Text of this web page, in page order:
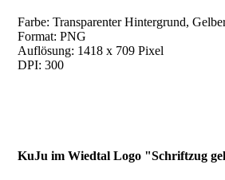
Farbe: Transparenter Hintergrund,
Format: PNG
Auflösung: 1418 x 709 Pixel
DPI: 300
KuJu im Wiedtal Logo "Schriftzug